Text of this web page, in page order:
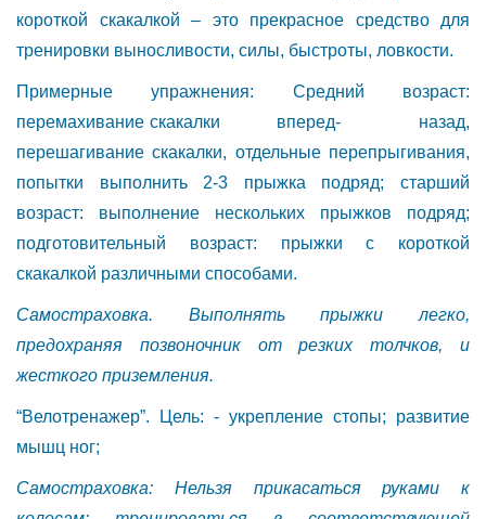
короткой скакалкой – это прекрасное средство для
тренировки выносливости, силы, быстроты, ловкости.
Примерные упражнения: Средний возраст:
перемахивание скакалки вперед- назад,
перешагивание скакалки, отдельные перепрыгивания,
попытки выполнить 2-3 прыжка подряд; старший
возраст: выполнение нескольких прыжков подряд;
подготовительный возраст: прыжки с короткой
скакалкой различными способами.
Самостраховка. Выполнять прыжки легко,
предохраняя позвоночник от резких толчков, и
жесткого приземления.
“Велотренажер”. Цель: - укрепление стопы; развитие
мышц ног;
Самостраховка: Нельзя прикасаться руками к